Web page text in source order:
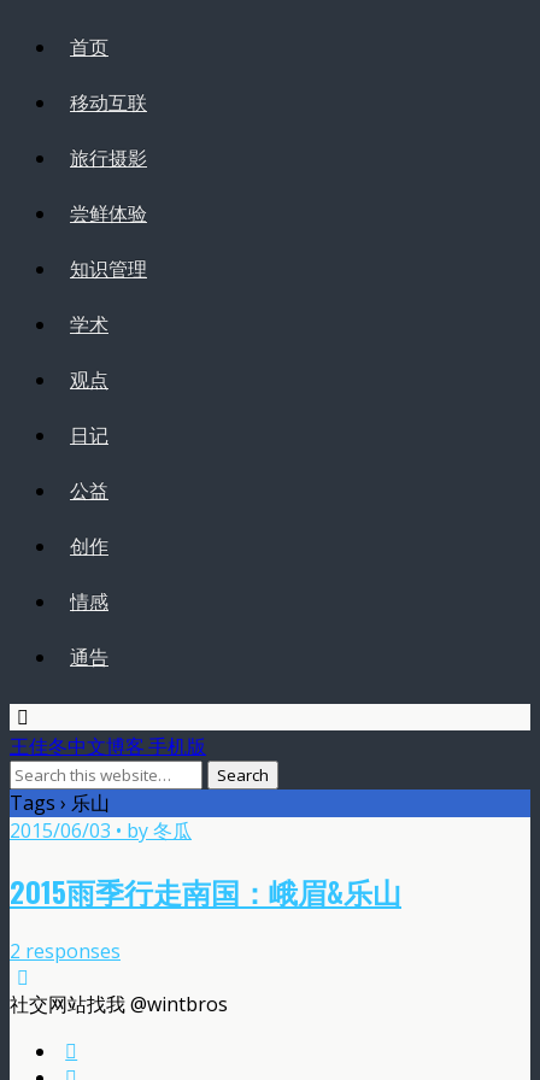
首页
移动互联
旅行摄影
尝鲜体验
知识管理
学术
观点
日记
公益
创作
情感
通告
王佳冬中文博客 手机版
Tags › 乐山
2015/06/03 • by 冬瓜
2015雨季行走南国：峨眉&乐山
2 responses
社交网站找我 @wintbros